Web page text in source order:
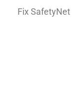
Fix SafetyNet